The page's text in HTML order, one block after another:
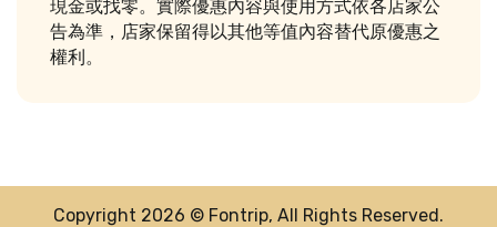
現金或找零。實際優惠內容與使用方式依各店家公
告為準，店家保留得以其他等值內容替代原優惠之
權利。
Copyright 2026 © Fontrip, All Rights Reserved.